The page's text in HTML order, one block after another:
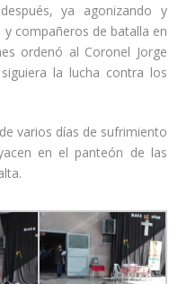
ya agonizando y
compañeros de batalla en
ordenó al Coronel Jorge
la lucha contra los
varios días de sufrimiento
en el panteón de las